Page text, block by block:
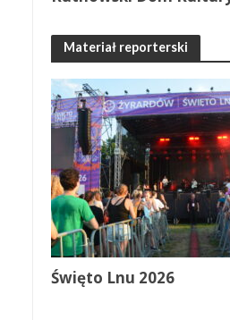
Materiał reporterski
Święto Lnu 2026